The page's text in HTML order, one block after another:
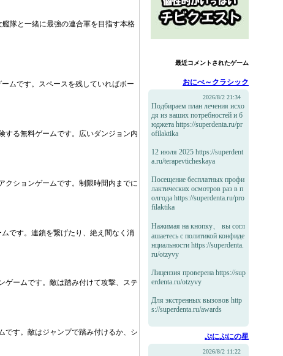
隊と一緒に最強の連合軍を目指す本格
ムです。スペースを残していればボー
する無料ゲームです。広いダンジョン内
クションゲームです。制限時間内までに
です。連鎖を繋げたり、絶え間なく消
ゲームです。敵は踏み付けて攻撃、ステ
です。敵はジャンプで踏み付けるか、シ
最近コメントされたゲーム
おにべ～クラシック
2026/8/2 21:34
Подбираем план лечения исхо
дя из ваших потребностей и б
юджета https://superdenta.ru/pr
ofilaktika
12 июля 2025 https://superdent
a.ru/terapevticheskaya
Посещение бесплатных профи
лактических осмотров раз в п
олгода https://superdenta.ru/pro
filaktika
Нажимая на кнопку、 вы согл
ашаетесь с политикой конфиде
нциальности https://superdenta.
ru/otzyvy
Лицензия проверена https://sup
erdenta.ru/otzyvy
Для экстренных вызовов http
s://superdenta.ru/awards
ぷにぷにの星
2026/8/2 11:22